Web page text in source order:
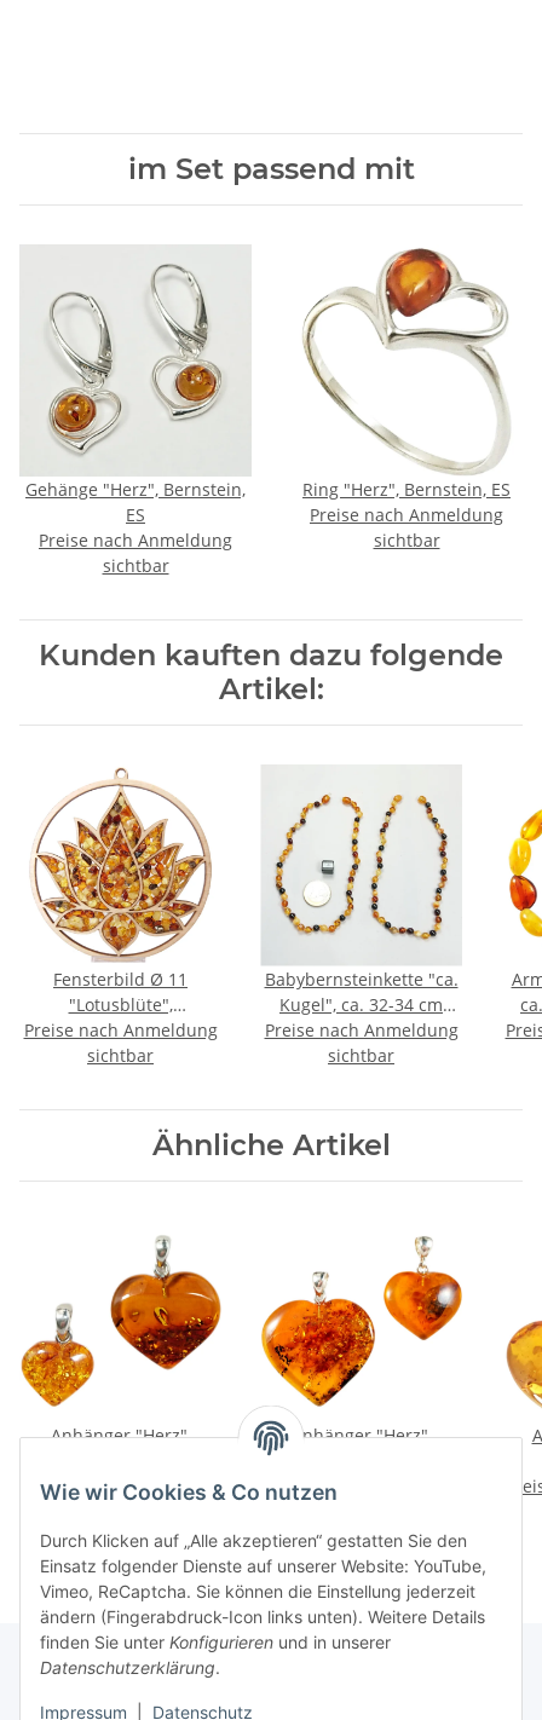
Wie wir Cookies & Co nutzen
Durch Klicken auf „Alle akzeptieren“ gestatten Sie den
Einsatz folgender Dienste auf unserer Website: YouTube,
Vimeo, ReCaptcha. Sie können die Einstellung jederzeit
ändern (Fingerabdruck-Icon links unten). Weitere Details
finden Sie unter Konfigurieren und in unserer
Datenschutzerklärung.
Impressum Datenschutz
im Set passend mit
Gehänge "Herz", Bernstein,
ES
Preise nach Anmeldung
sichtbar
Ring "Herz", Bernstein, ES
Preise nach Anmeldung
sichtbar
Kunden kauften dazu folgende
Artikel:
Fensterbild Ø 11
"Lotusblüte",
Bernstein/Birke
Preise nach Anmeldung
sichtbar
Babybernsteinkette "ca.
Kugel", ca. 32-34 cm
bunt Drehschließe
Preise nach Anmeldung
sichtbar
Ähnliche Artikel
Anhänger "Herz",
Preise nach Anmeldung
Anhänger "Herz",
Preise nach Anmeldung
Informationen